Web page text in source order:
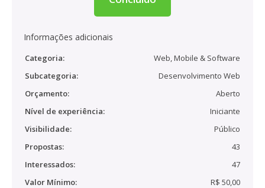
Informações adicionais
Categoria:
Web, Mobile & Software
Subcategoria:
Desenvolvimento Web
Orçamento:
Aberto
Nível de experiência:
Iniciante
Visibilidade:
Público
Propostas:
43
Interessados:
47
Valor Mínimo:
R$ 50,00